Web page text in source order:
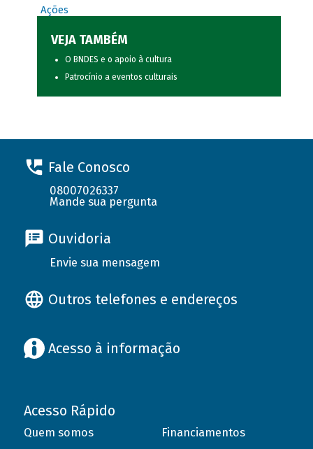
Ações
VEJA TAMBÉM
O BNDES e o apoio à cultura
Patrocínio a eventos culturais
Fale Conosco
08007026337
Mande sua pergunta
Ouvidoria
Envie sua mensagem
Outros telefones e endereços
Acesso à informação
Acesso Rápido
Quem somos
Financiamentos